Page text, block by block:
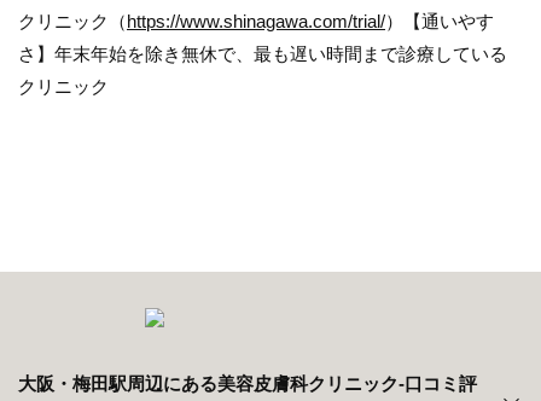
クリニック（https://www.shinagawa.com/trial/）【通いやす
さ】年末年始を除き無休で、最も遅い時間まで診療している
クリニック
大阪・梅田駅周辺にある美容皮膚科クリニック‐口コミ評